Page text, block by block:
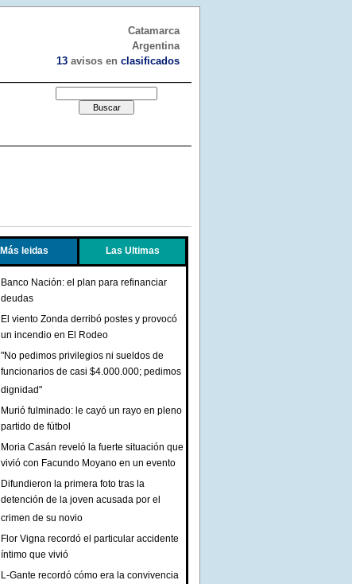
Catamarca
Argentina
13 avisos en clasificados
Más leidas Las Ultimas
Banco Nación: el plan para refinanciar
deudas
El viento Zonda derribó postes y provocó
un incendio en El Rodeo
"No pedimos privilegios ni sueldos de
funcionarios de casi $4.000.000; pedimos
dignidad"
Murió fulminado: le cayó un rayo en pleno
partido de fútbol
Moria Casán reveló la fuerte situación que
vivió con Facundo Moyano en un evento
Difundieron la primera foto tras la
detención de la joven acusada por el
crimen de su novio
Flor Vigna recordó el particular accidente
íntimo que vivió
L-Gante recordó cómo era la convivencia